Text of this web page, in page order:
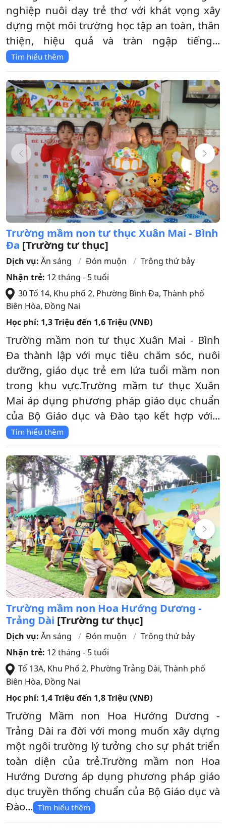
nghiệp nuôi dạy trẻ thơ với khát vọng xây
dựng một môi trường học tập an toàn, thân
thiện, hiệu quả và tràn ngập tiếng...
Tìm hiểu thêm
Trường mầm non tư thục Xuân Mai - Bình
Đa [Trường tư thục]
Dịch vụ: Ăn sáng Đón muộn
Trông thứ bảy
Nhận trẻ: 12 tháng - 5 tuổi
30 Tổ 14, Khu phố 2, Phường Bình Đa, Thành phố
Biên Hòa, Đồng Nai
Học phí: 1,3 Triệu đến 1,6 Triệu (VNĐ)
Trường mầm non tư thục Xuân Mai - Bình
Đa thành lập với mục tiêu chăm sóc, nuôi
dưỡng, giáo dục trẻ em lứa tuổi mầm non
trong khu vực.Trường mầm tư thục Xuân
Mai áp dụng phương pháp giáo dục chuẩn
của Bộ Giáo dục và Đào tạo kết hợp với...
Tìm hiểu thêm
Trường mầm non Hoa Hướng Dương -
Trảng Dài [Trường tư thục]
Dịch vụ: Ăn sáng Đón muộn
Trông thứ bảy
Nhận trẻ: 12 tháng - 5 tuổi
Tổ 13A, Khu Phố 2, Phường Trảng Dài, Thành phố
Biên Hòa, Đồng Nai
Học phí: 1,4 Triệu đến 1,8 Triệu (VNĐ)
Trường Mầm non Hoa Hướng Dương -
Trảng Dài ra đời với mong muốn xây dựng
một ngôi trường lý tưởng cho sự phát triển
toàn diện của trẻ.Trường mầm non Hoa
Hướng Dương áp dụng phương pháp giáo
dục truyền thống chuẩn của Bộ Giáo dục và
Đào... Tìm hiểu thêm